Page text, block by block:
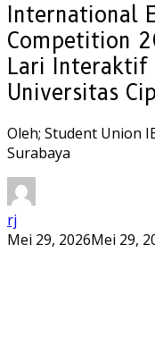
International
Competition
Lari Interaktif
Universitas
Oleh; Student Union
Surabaya
rj
Mei 29, 2026Mei 29,